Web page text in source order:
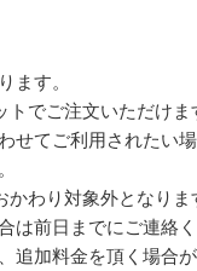
ます。
でご注文いただけま
せてご利用されたい
わり対象外となりま
は前日までにご連絡く
追加料金を頂く場合が